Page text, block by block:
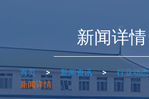
新闻详情
首页 > 新闻资讯 > 行业动态
新闻详情